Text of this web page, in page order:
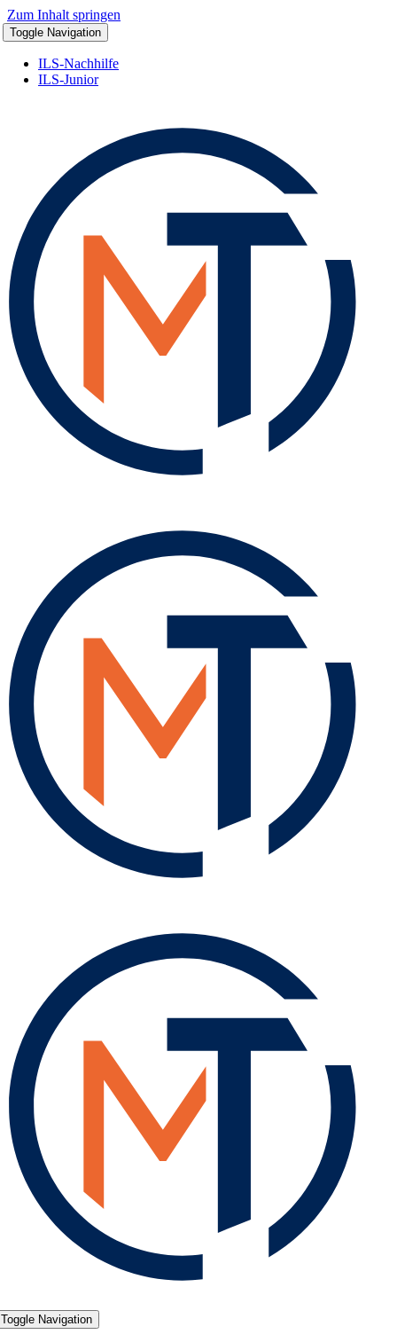
Zum Inhalt springen
Toggle Navigation
ILS-Nachhilfe
ILS-Junior
Toggle Navigation